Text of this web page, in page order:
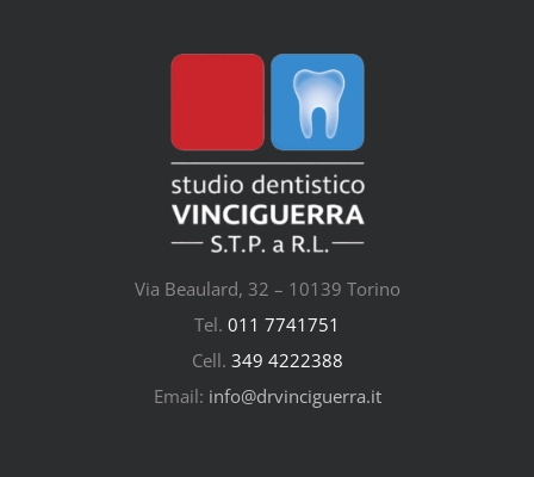
Via Beaulard, 32 – 10139 Torino
Tel. 011 7741751
Cell. 349 4222388
Email: info@drvinciguerra.it